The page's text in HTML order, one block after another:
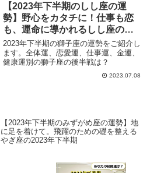
【2023年下半期のしし座の運
勢】野心をカタチに！仕事も恋
も、運命に導かれるしし座の
2023年下半期
2023年下半期の獅子座の運勢をご紹介し
ます。全体運、恋愛運、仕事運、金運、
健康運別の獅子座の後半戦は？
2023.07.08
【2023年下半期のみずがめ座の運勢】地
に足を着けて。飛躍のための礎を整える
やぎ座の2023年下半期